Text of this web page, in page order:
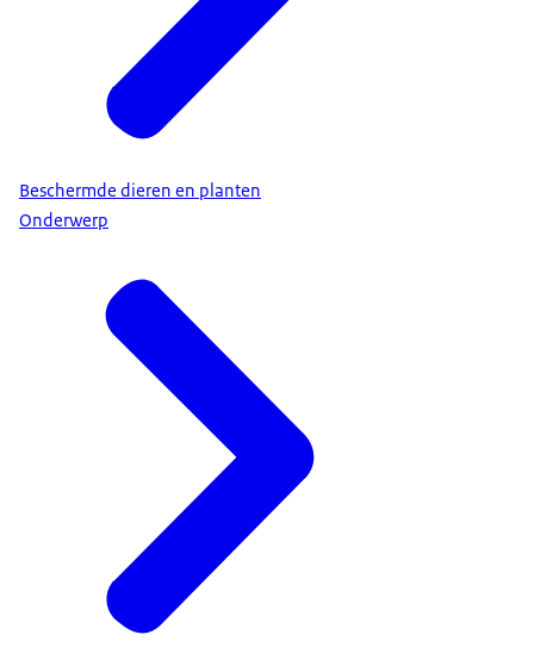
Beschermde dieren en planten
Onderwerp